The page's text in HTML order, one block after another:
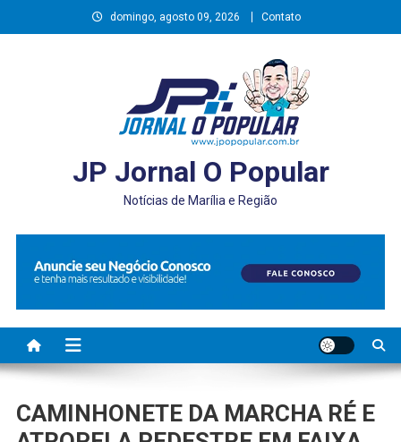
to
domingo, agosto 09, 2026 Contato
JP Jornal O Popular
Notícias de Marília e Região
CAMINHONETE DA MARCHA RÉ E